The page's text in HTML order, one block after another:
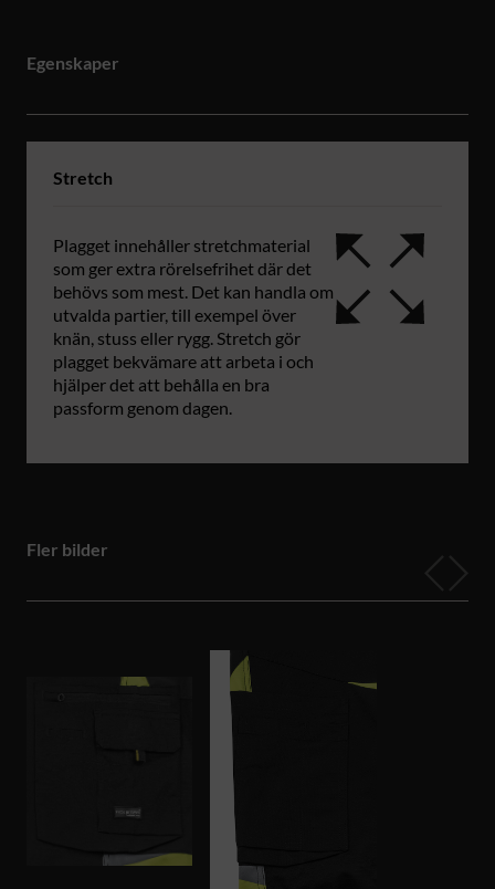
Egenskaper
Stretch
Plagget innehåller stretchmaterial
som ger extra rörelsefrihet där det
behövs som mest. Det kan handla om
utvalda partier, till exempel över
knän, stuss eller rygg. Stretch gör
plagget bekvämare att arbeta i och
hjälper det att behålla en bra
passform genom dagen.
Fler bilder